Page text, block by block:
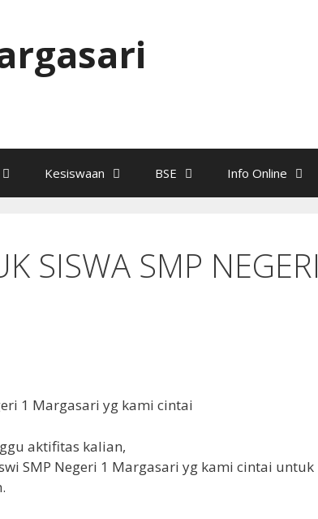
Kesiswaan BSE Info Online
SISWA SMP NEGERI
1 Margasari yg kami cintai
aktifitas kalian,
SMP Negeri 1 Margasari yg kami cintai untuk